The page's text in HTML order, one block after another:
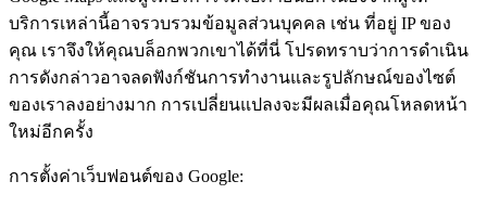
บริการเหล่านี้อาจรวบรวมข้อมูลส่วนบุคคล เช่น ที่อยู่ IP ของ
คุณ เราจึงให้คุณบล็อกพวกเขาได้ที่นี่ โปรดทราบว่าการดำเนิน
การดังกล่าวอาจลดฟังก์ชันการทำงานและรูปลักษณ์ของไซต์
ของเราลงอย่างมาก การเปลี่ยนแปลงจะมีผลเมื่อคุณโหลดหน้า
ใหม่อีกครั้ง
การตั้งค่าเว็บฟอนต์ของ Google: